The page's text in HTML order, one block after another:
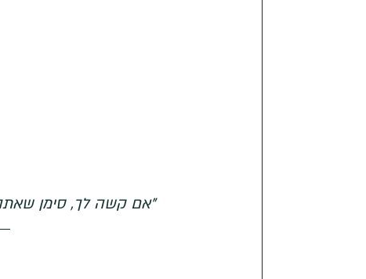
"אם קשה לך, סימן